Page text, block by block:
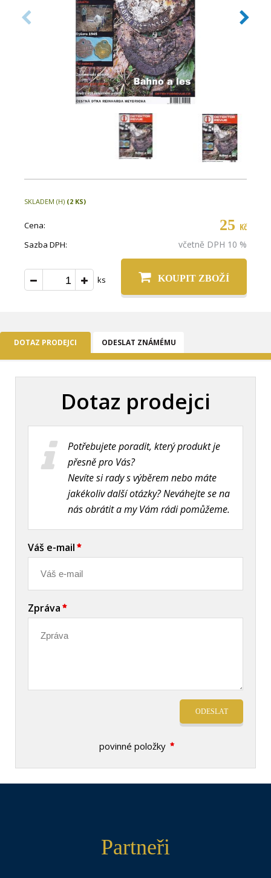
SKLADEM (H) (2 KS)
Cena: 25 Kč
Sazba DPH: včetně DPH 10 %
ks KOUPIT ZBOŽÍ
DOTAZ PRODEJCI ODESLAT ZNÁMÉMU
Dotaz prodejci
Potřebujete poradit, který produkt je
přesně pro Vás?
Nevíte si rady s výběrem nebo máte
jakékoliv další otázky? Neváhejte se na
nás obrátit a my Vám rádi pomůžeme.
Váš e-mail
Zpráva
ODESLAT
povinné položky
Partneři